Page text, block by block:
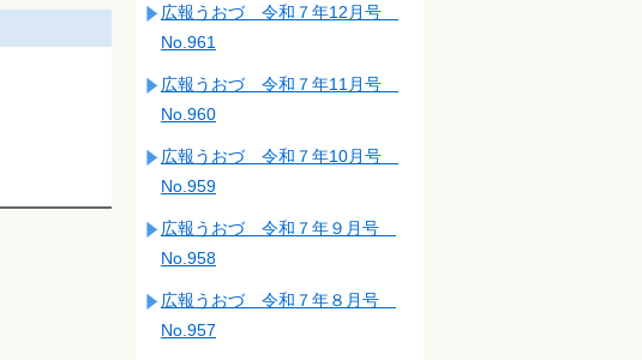
広報うおづ 令和７年12月号
No.961
広報うおづ 令和７年11月号
No.960
広報うおづ 令和７年10月号
No.959
広報うおづ 令和７年９月号
No.958
広報うおづ 令和７年８月号
No.957